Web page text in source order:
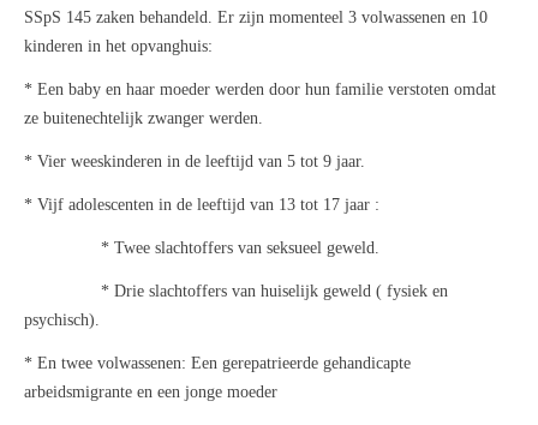
SSpS 145 zaken behandeld. Er zijn momenteel 3 volwassenen en 10
kinderen in het opvanghuis:
* Een baby en haar moeder werden door hun familie verstoten omdat
ze buitenechtelijk zwanger werden.
* Vier weeskinderen in de leeftijd van 5 tot 9 jaar.
* Vijf adolescenten in de leeftijd van 13 tot 17 jaar :
* Twee slachtoffers van seksueel geweld.
* Drie slachtoffers van huiselijk geweld ( fysiek en
psychisch).
* En twee volwassenen: Een gerepatrieerde gehandicapte
arbeidsmigrante en een jonge moeder